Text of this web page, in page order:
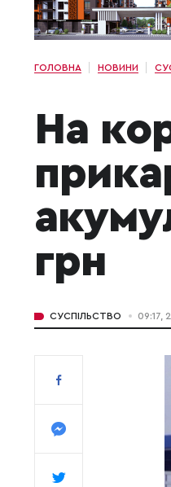
ГОЛОВНА НОВИНИ
На
грн
СУСПІЛЬСТВО 09:17,